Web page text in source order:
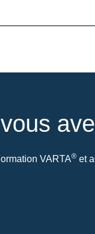
VARTA® et